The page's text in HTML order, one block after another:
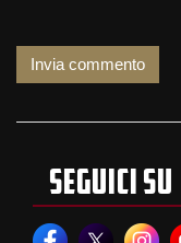
SEGUICI SU